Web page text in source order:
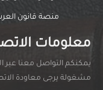
منصة قانون
معلومات
يمكنكم التواصل معنا عبر
مشغولة يرجى معاودة